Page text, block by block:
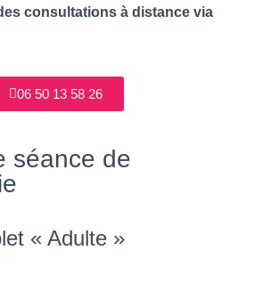
consultations à distance via
06 50 13 58 26
séance de
« Adulte »